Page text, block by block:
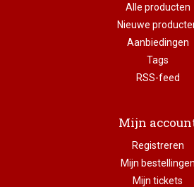
Alle producten
Nieuwe
Aanbiedingen
Tags
RSS-feed
Mijn
Registreren
Mijn bestellingen
Mijn tickets